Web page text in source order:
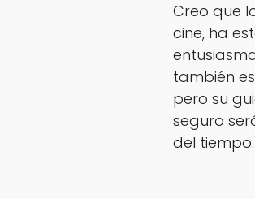
Creo que
cine, ha
también
pero su
seguro
del tiempo.